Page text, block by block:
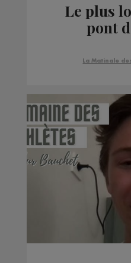
Le plus
pont
La Matinale